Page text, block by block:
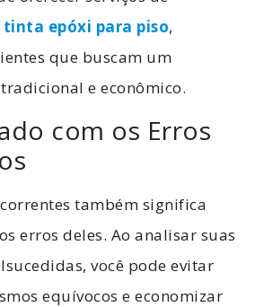
tinta epóxi para piso,
que buscam um
e econômico.
com os Erros
também significa
erros deles. Ao analisar suas
você pode evitar
equívocos e economizar